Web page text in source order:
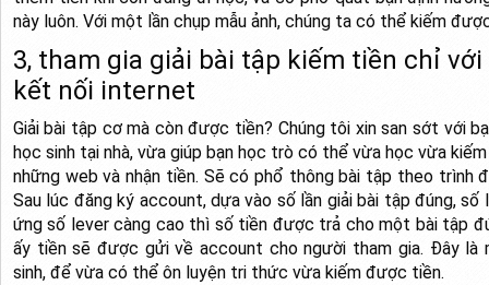
này luôn. Với một lần chụp mẫu ảnh, chúng ta có thể kiếm
3, tham gia giải bài tập kiếm tiền chỉ
kết nối internet
Giải bài tập cơ mà còn được tiền? Chúng tôi xin san sớt với
học sinh tại nhà, vừa giúp bạn học trò có thể vừa học vừa
những web và nhận tiền. Sẽ có phổ thông bài tập theo
Sau lúc đăng ký account, dựa vào số lần giải bài tập đúng,
ứng số lever càng cao thì số tiền được trả cho một bài tập
ấy tiền sẽ được gửi về account cho người tham gia. Đây
sinh, để vừa có thể ôn luyện tri thức vừa kiếm được tiền.